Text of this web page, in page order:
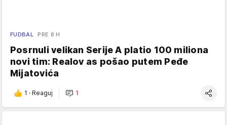
FUDBAL PRE 8 H
Posrnuli velikan Serije A platio 100 miliona
novi tim: Realov as pošao putem Peđe
Mijatovića
1 · Reaguj 1